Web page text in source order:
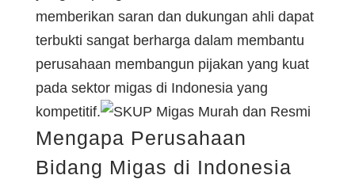
memberikan saran dan dukungan ahli dapat
terbukti sangat berharga dalam membantu
perusahaan membangun pijakan yang kuat
pada sektor migas di Indonesia yang
kompetitif.
Mengapa Perusahaan
Bidang Migas di Indonesia